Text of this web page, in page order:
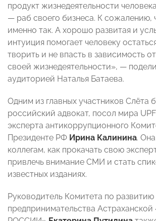
продукт жизнедеятельности
— раб своего бизнеса. К сожалению,
именно так. А хорошо развитая и
интуиция помогает человеку
творить и не впасть в зависимость
своей жизнедеятельности», —
аудиторией Наталья Батаева.
Одним из главных участников Слёта
российский адвокат, посол мира
эксперта антикоррупционного
Президенте РФ Ирина Калинина.
коллегам, как прокачать свою
привлечь внимание СМИ и стать
известных изданиях.
Руководитель Комитета по развитию
предпринимательства